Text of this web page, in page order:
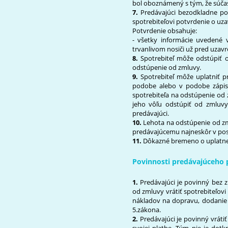
bol oboznámený s tým, že
7. Predávajúci bezodkladne
spotrebiteľovi potvrdenie o
Potvrdenie obsahuje:
- všetky informácie
trvanlivom nosiči už pred
8.Spotrebiteľ môže odstúpiť
odstúpenie od zmluvy.
9.Spotrebiteľ môže uplatniť
podobe alebo v podobe
spotrebiteľa na odstúpenie od
jeho vôľu odstúpiť od
predávajúci.
10. Lehota na odstúpenie od
predávajúcemu najneskôr v
11. Dôkazné bremeno o
Povinnosti
1. Predávajúci je povinný bez
od zmluvy vrátiť spotrebiteľovi
nákladov na dopravu,
5.zákona.
2. Predávajúci je povinný